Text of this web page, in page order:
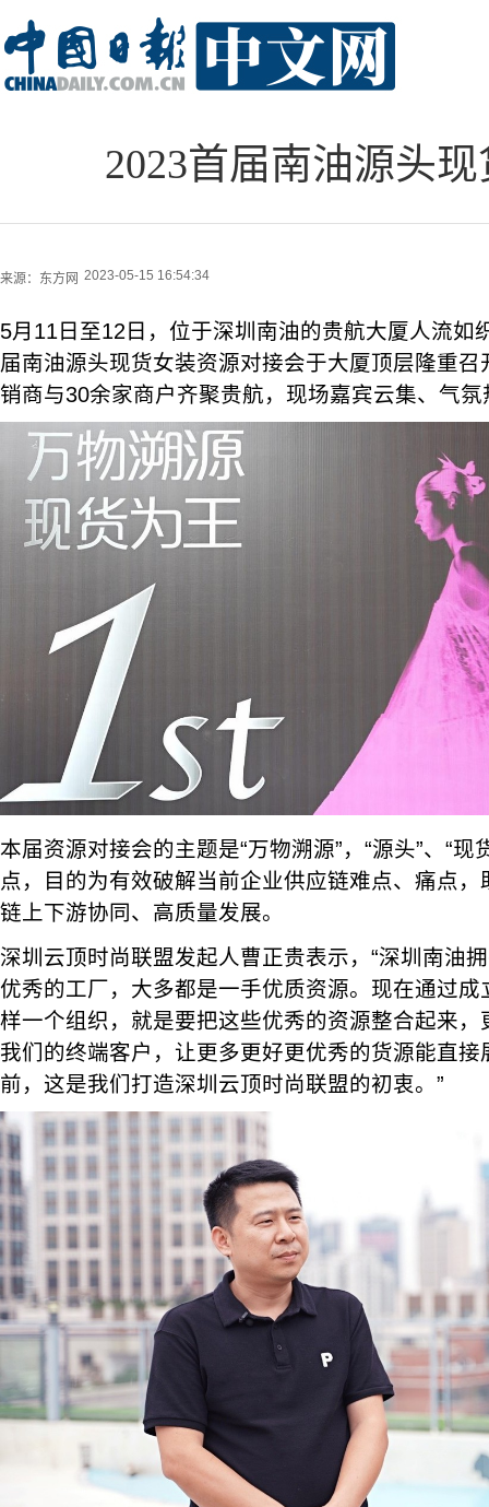
2023首届南油源头
来源： 东方网 2023-05-15 16:54:34
5月11日至12日，位于深圳南油的贵航大厦人流如
届南油源头现货女装资源对接会于大厦顶层隆重
销商与30余家商户齐聚贵航，现场嘉宾云集、气氛
本届资源对接会的主题是“万物溯源”，“源头”、“现
点，目的为有效破解当前企业供应链难点、痛点
链上下游协同、高质量发展。
深圳云顶时尚联盟发起人曹正贵表示，“深圳南油
优秀的工厂，大多都是一手优质资源。现在通过
样一个组织，就是要把这些优秀的资源整合起来
我们的终端客户，让更多更好更优秀的货源能直
前，这是我们打造深圳云顶时尚联盟的初衷。”